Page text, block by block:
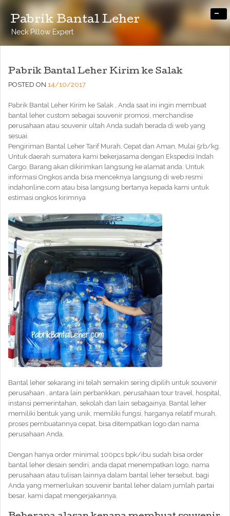
Pabrik Bantal Leher
Neck Pillow Expert
-
Pabrik Bantal Leher Kirim ke Salak
POSTED ON 14/10/2017
Pabrik Bantal Leher Kirim ke Salak , Anda saat ini ingin membuat
bantal leher custom sebagai souvenir promosi, merchandise
perusahaan atau souvenir ultah Anda sudah berada di web yang
sesuai.
Pengiriman Bantal Leher Tarif Murah, Cepat dan Aman, Mulai 5rb/kg.
Untuk daerah sumatera kami bekerjasama dengan Ekspedisi Indah
Cargo, Barang akan dikirimkan langsung ke alamat anda. Untuk
informasi Ongkos anda bisa menceknya langsung di web resmi
indahonline.com atau bisa langsung bertanya kepada kami untuk
estimasi ongkos kirimnya
Bantal leher sekarang ini telah semakin sering dipilih untuk souvenir
perusahaan , antara lain perbankkan, perusahaan tour travel, hospital,
instansi pemerintahan, sekolah dan lain sebagainya. Bantal leher
memiliki bentuk yang unik, memiliki fungsi, harganya relatif murah,
proses pembuatannya cepat, bisa ditempatkan logo dan nama
perusahaan Anda.
Dengan hanya order minimal 100pcs bpk/ibu sudah bisa order
bantal leher desain sendiri, anda dapat menempatkan logo, nama
perusahaan atau tulisan lainnya dalam bantal leher tersebut. bagi
Anda yang memerlukan souvenir bantal leher dalam jumlah partai
besar, kami dapat mengerjakannya.